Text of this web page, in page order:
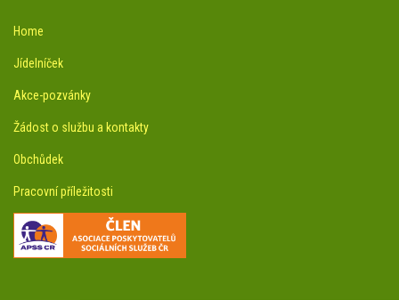
Home
Jídelníček
Akce-pozvánky
Žádost o službu a kontakty
Obchůdek
Pracovní příležitosti